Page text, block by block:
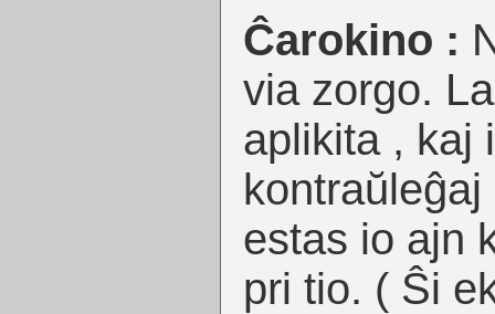
Ĉarokino :
via zorgo.
aplikita , kaj
estas io ajn
pri tio. ( Ŝi